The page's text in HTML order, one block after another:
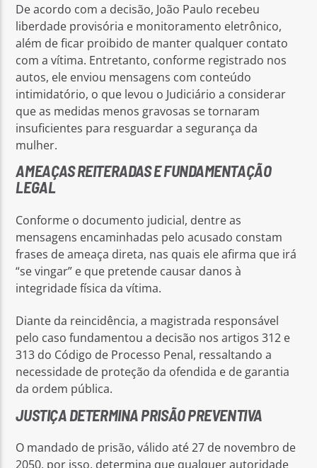
De acordo com a decisão, João Paulo recebeu
liberdade provisória e monitoramento eletrônico,
além de ficar proibido de manter qualquer contato
com a vítima. Entretanto, conforme registrado nos
autos, ele enviou mensagens com conteúdo
intimidatório, o que levou o Judiciário a considerar
que as medidas menos gravosas se tornaram
insuficientes para resguardar a segurança da
mulher.
AMEAÇAS REITERADAS E FUNDAMENTAÇÃO
LEGAL
Conforme o documento judicial, dentre as
mensagens encaminhadas pelo acusado constam
frases de ameaça direta, nas quais ele afirma que irá
“se vingar” e que pretende causar danos à
integridade física da vítima.
Diante da reincidência, a magistrada responsável
pelo caso fundamentou a decisão nos artigos 312 e
313 do Código de Processo Penal, ressaltando a
necessidade de proteção da ofendida e de garantia
da ordem pública.
JUSTIÇA DETERMINA PRISÃO PREVENTIVA
O mandado de prisão, válido até 27 de novembro de
2050, por isso, determina que qualquer autoridade